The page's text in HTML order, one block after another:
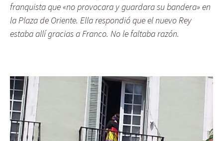
franquista que «no provocara y guardara su bandera» en
la Plaza de Oriente. Ella respondió que el nuevo Rey
estaba allí gracias a Franco. No le faltaba razón.